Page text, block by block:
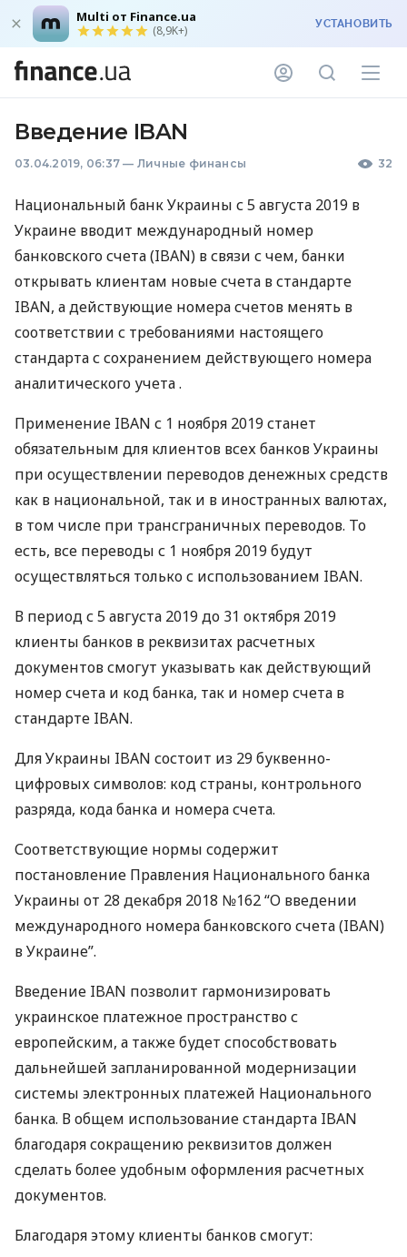
Multi от Finance.ua
(8,9K+) УСТАНОВИТЬ
Введение IBAN
03.04.2019, 06:37 — Личные финансы 32
Национальный банк Украины с 5 августа 2019 в
Украине вводит международный номер
банковского счета (IBAN) в связи с чем, банки
открывать клиентам новые счета в стандарте
IBAN, а действующие номера счетов менять в
соответствии с требованиями настоящего
стандарта с сохранением действующего номера
аналитического учета .
Применение IBAN с 1 ноября 2019 станет
обязательным для клиентов всех банков Украины
при осуществлении переводов денежных средств
как в национальной, так и в иностранных валютах,
в том числе при трансграничных переводов. То
есть, все переводы с 1 ноября 2019 будут
осуществляться только с использованием IBAN.
В период с 5 августа 2019 до 31 октября 2019
клиенты банков в реквизитах расчетных
документов смогут указывать как действующий
номер счета и код банка, так и номер счета в
стандарте IBAN.
Для Украины IBAN состоит из 29 буквенно-
цифровых символов: код страны, контрольного
разряда, кода банка и номера счета.
Соответствующие нормы содержит
постановление Правления Национального банка
Украины от 28 декабря 2018 №162 “О введении
международного номера банковского счета (IBAN)
в Украине”.
Введение IBAN позволит гармонизировать
украинское платежное пространство с
европейским, а также будет способствовать
дальнейшей запланированной модернизации
системы электронных платежей Национального
банка. В общем использование стандарта IBAN
благодаря сокращению реквизитов должен
сделать более удобным оформления расчетных
документов.
Благодаря этому клиенты банков смогут: